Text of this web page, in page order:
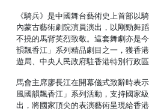
《騎兵》是中國舞台藝術史上首部以
內蒙古藝術劇院演員演出，以剛勁舞
不撓的馬背英烈致敬。這套舞劇亦是
韻飄香江」系列精品劇目之一，獲香
遊局、中央人民政府駐香港特別行政
馬會主席廖長江在開幕儀式致辭時表
風國韻飄香江」系列活動，支持國家
出，將國家頂尖的表演藝術呈現給香